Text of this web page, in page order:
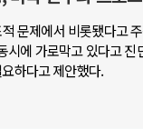
문제에서 비롯됐다고
에 가로막고 있다고
하다고 제안했다.